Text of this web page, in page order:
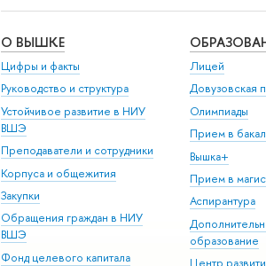
О ВЫШКЕ
Цифры и факты
Руководство и структура
Устойчивое развитие в НИУ
ВШЭ
Преподаватели и сотрудники
Корпуса и общежития
Закупки
Обращения граждан в НИУ
ВШЭ
Фонд целевого капитала
Лицей
Довузовская
Олимпиады
Прием в
Вышка+
Прием в
Аспирантура
образование
Центр